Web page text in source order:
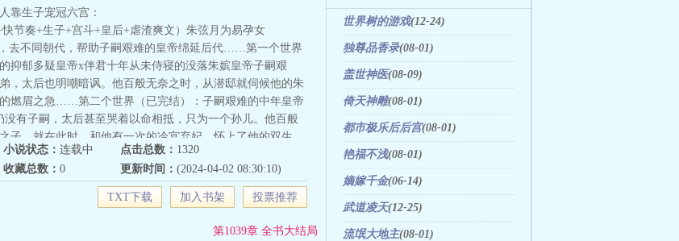
靠生子宠冠六宫：
节奏+生子+宫斗+皇后+虐渣爽文）朱弦月为易孕女
去不同朝代，帮助子嗣艰难的皇帝绵延后代……第一个世界
抑郁多疑皇帝x伴君十年从未侍寝的没落朱嫔皇帝子嗣艰
，太后也明嘲暗讽。他百般无奈之时，从潜邸就伺候他的朱
燃眉之急……第二个世界（已完结）：子嗣艰难的中年皇帝
没有子嗣，太后甚至哭着以命相抵，只为一个孙儿。他百般
子。就在此时，和他有一次的冷宫弃妃，怀上了他的双生
）：吸入麝香不孕的贵妃突然怀孕，成为帝王掌心宠。第
团宠）：心机丑陋宫女征服新晋帝王更多精彩世界等你解
小说状态： 连载中 点击总数： 1320
收藏总数： 0 更新时间： (2024-04-02 08:30:10)
TXT下载 加入书架 投票推荐
第1039章 全书大结局
世界树的游戏(12-24)
独尊品香录(08-01)
盖世神医(08-09)
倚天神雕(08-01)
都市极乐后后宫(08-01)
艳福不浅(08-01)
嫡嫁千金(06-14)
武道凌天(12-25)
流氓大地主(08-01)